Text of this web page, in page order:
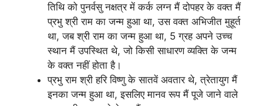
तिथि को पुनर्वसु नक्षत्र में कर्क लग्न मैं दोपहर के वक्त मैं
प्रभु श्री राम का जन्म हुआ था, उस वक्त अभिजीत मुहूर्त
था, जब श्री राम का जन्म हुआ था, 5 ग्रह अपने उच्च
स्थान मैं उपस्थित थे, जो किसी साधारण व्यक्ति के जन्म
के वक्त नहीं होता है।
प्रभु राम श्री हरि विष्णु के सातवें अवतार थे, त्रेतायुग मैं
इनका जन्म हुआ था, इसलिए मानव रूप मैं पूजे जाने वाले